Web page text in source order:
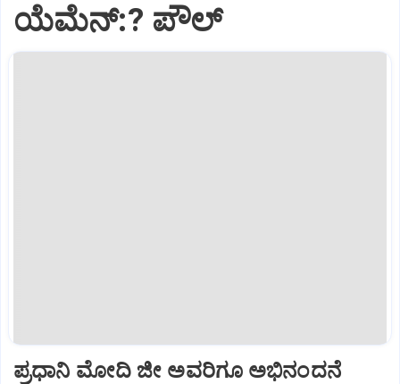
ಯೆಮೆನ್:? ಪೌಲ್
ಪ್ರಧಾನಿ ಮೋದಿ ಜೀ ಅವರಿಗೂ ಅಭಿನಂದನೆ